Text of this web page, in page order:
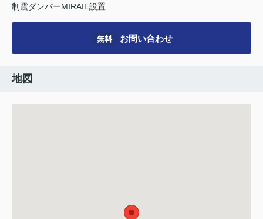
制震ダンパーMIRAIE設置
無料 お問い合わせ
地図